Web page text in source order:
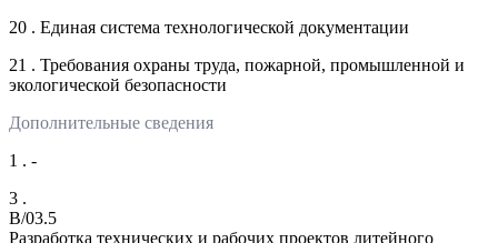
20 . Единая система технологической документации
21 . Требования охраны труда, пожарной, промышленной и
экологической безопасности
Дополнительные сведения
1 . -
3 .
B/03.5
Разработка технических и рабочих проектов литейного